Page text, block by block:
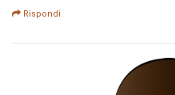
Rispondi